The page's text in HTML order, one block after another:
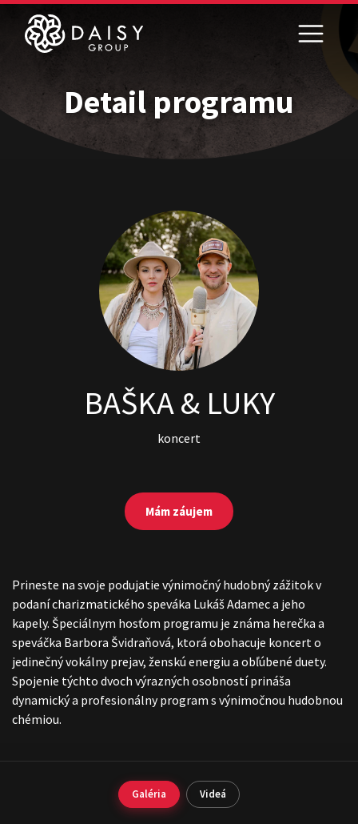
Detail programu
BAŠKA & LUKY
koncert
Mám záujem
Prineste na svoje podujatie výnimočný hudobný zážitok v
podaní charizmatického speváka Lukáš Adamec a jeho
kapely. Špeciálnym hosťom programu je známa herečka a
speváčka Barbora Švidraňová, ktorá obohacuje koncert o
jedinečný vokálny prejav, ženskú energiu a obľúbené duety.
Spojenie týchto dvoch výrazných osobností prináša
dynamický a profesionálny program s výnimočnou hudobnou
chémiou.
Galéria Videá